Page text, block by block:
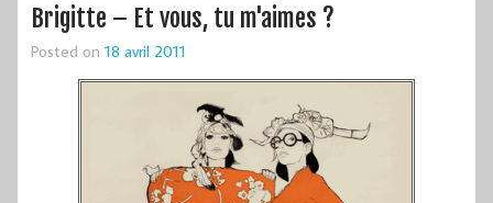
Brigitte – Et vous, tu m'aimes ?
Posted on 18 avril 2011